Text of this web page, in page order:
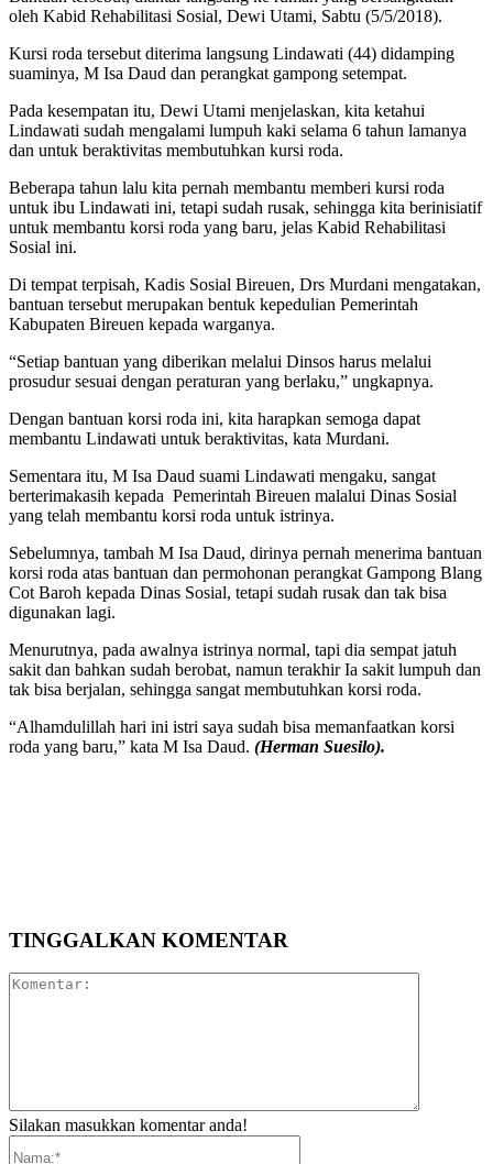
oleh Kabid Rehabilitasi Sosial, Dewi Utami, Sabtu (5/5/2018).
Kursi roda tersebut diterima langsung Lindawati (44) didamping
suaminya, M Isa Daud dan perangkat gampong setempat.
Pada kesempatan itu, Dewi Utami menjelaskan, kita ketahui
Lindawati sudah mengalami lumpuh kaki selama 6 tahun lamanya
dan untuk beraktivitas membutuhkan kursi roda.
Beberapa tahun lalu kita pernah membantu memberi kursi roda
untuk ibu Lindawati ini, tetapi sudah rusak, sehingga kita berinisiatif
untuk membantu korsi roda yang baru, jelas Kabid Rehabilitasi
Sosial ini.
Di tempat terpisah, Kadis Sosial Bireuen, Drs Murdani mengatakan,
bantuan tersebut merupakan bentuk kepedulian Pemerintah
Kabupaten Bireuen kepada warganya.
“Setiap bantuan yang diberikan melalui Dinsos harus melalui
prosudur sesuai dengan peraturan yang berlaku,” ungkapnya.
Dengan bantuan korsi roda ini, kita harapkan semoga dapat
membantu Lindawati untuk beraktivitas, kata Murdani.
Sementara itu, M Isa Daud suami Lindawati mengaku, sangat
berterimakasih kepada Pemerintah Bireuen malalui Dinas Sosial
yang telah membantu korsi roda untuk istrinya.
Sebelumnya, tambah M Isa Daud, dirinya pernah menerima bantuan
korsi roda atas bantuan dan permohonan perangkat Gampong Blang
Cot Baroh kepada Dinas Sosial, tetapi sudah rusak dan tak bisa
digunakan lagi.
Menurutnya, pada awalnya istrinya normal, tapi dia sempat jatuh
sakit dan bahkan sudah berobat, namun terakhir Ia sakit lumpuh dan
tak bisa berjalan, sehingga sangat membutuhkan korsi roda.
“Alhamdulillah hari ini istri saya sudah bisa memanfaatkan korsi
roda yang baru,” kata M Isa Daud. (Herman Suesilo).
TINGGALKAN KOMENTAR
Silakan masukkan komentar anda!